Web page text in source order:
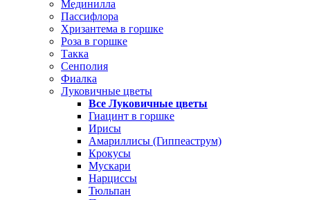
Мединилла
Пассифлора
Хризантема в горшке
Роза в горшке
Такка
Сенполия
Фиалка
Луковичные цветы
Все Луковичные цветы
Гиацинт в горшке
Ирисы
Амариллисы (Гиппеаструм)
Крокусы
Мускари
Нарциссы
Тюльпан